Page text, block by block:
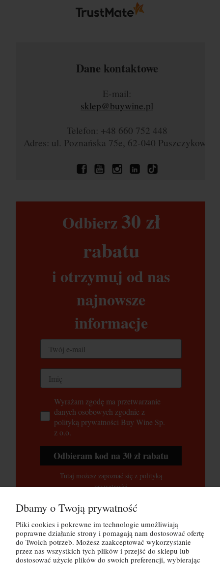
Dane kontaktowe
E-mail:
sklep@buywine.pl
Telefon: +48 660 752 448
Adres: ul. Poznańska 75e, 62-040 Puszczykowo
Odbierz 30 zł​
rabatu​
i otrzymuj od nas
najnowsze
informacje
Wyrażam zgodę ma przetwarzanie
danych osobowych zgodnie z
polityką prywatności Buy Wine Sp.
z o.o.
Odbieram kod na 30 zł rabatu
Tutaj możesz zapoznać się z polityką
prywatności
POMOC
MOJE KONTO
Dbamy o Twoją prywatność
Pliki cookies i pokrewne im technologie umożliwiają
poprawne działanie strony i pomagają nam dostosować ofertę
do Twoich potrzeb. Możesz zaakceptować wykorzystanie
przez nas wszystkich tych plików i przejść do sklepu lub
dostosować użycie plików do swoich preferencji, wybierając